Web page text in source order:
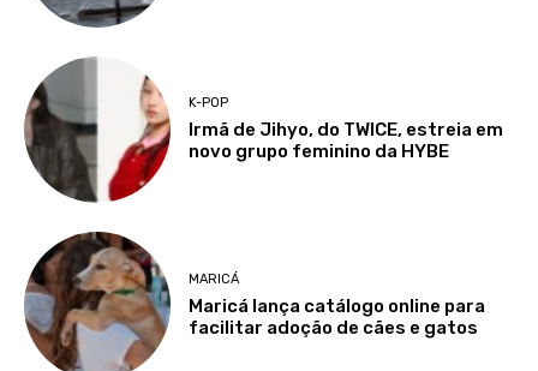
K-POP
Irmã de Jihyo, do TWICE, estreia em
novo grupo feminino da HYBE
MARICÁ
Maricá lança catálogo online para
facilitar adoção de cães e gatos